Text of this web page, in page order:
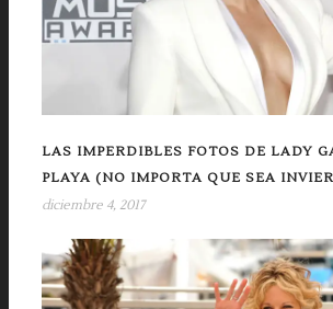
LAS IMPERDIBLES FOTOS DE LADY
PLAYA (NO IMPORTA QUE SEA
diciembre 4, 2017